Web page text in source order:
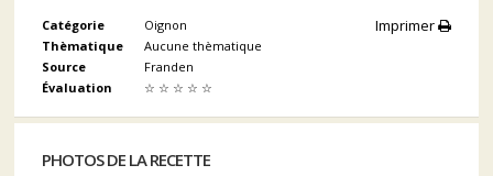
Imprimer
Catégorie
Oignon
Thèmatique
Aucune thèmatique
Source
Franden
Évaluation
☆ ☆ ☆ ☆ ☆
PHOTOS DE LA RECETTE